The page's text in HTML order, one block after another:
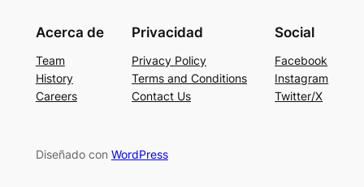
Acerca de
Team
History
Careers
Privacidad
Privacy Policy
Terms and Conditions
Contact Us
Social
Facebook
Instagram
Twitter/X
Diseñado con WordPress